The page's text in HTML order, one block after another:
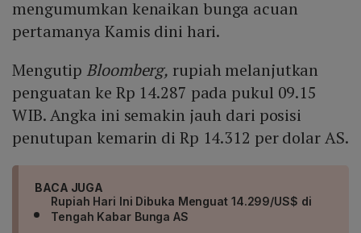
mengumumkan kenaikan bunga acuan
pertamanya Kamis dini hari.
Mengutip Bloomberg, rupiah melanjutkan
penguatan ke Rp 14.287 pada pukul 09.15
WIB. Angka ini semakin jauh dari posisi
penutupan kemarin di Rp 14.312 per dolar AS.
BACA JUGA
Rupiah Hari Ini Dibuka Menguat 14.299/US$ di
Tengah Kabar Bunga AS